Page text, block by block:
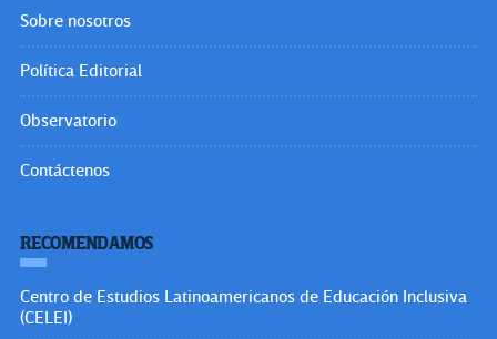
Sobre nosotros
Política Editorial
Observatorio
Contáctenos
RECOMENDAMOS
Centro de Estudios Latinoamericanos de Educación Inclusiva
(CELEI)